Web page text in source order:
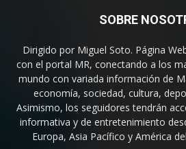
SOBRE
Dirigido por Miguel Soto. Página
con el portal MR, conectando a los
mundo con variada información de
economía, sociedad, cultura,
Asimismo, los seguidores tendrán
informativa y de entretenimiento
Europa, Asia Pacífico y América